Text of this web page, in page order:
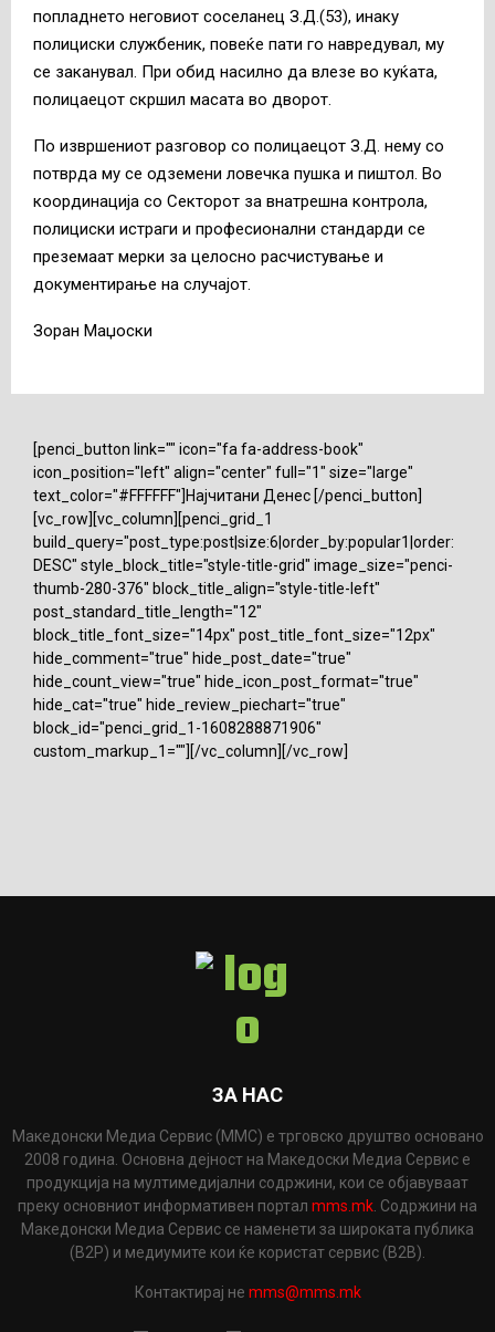
попладнето неговиот соселанец З.Д.(53), инаку
полициски службеник, повеќе пати го навредувал, му
се заканувал. При обид насилно да влезе во куќата,
полицаецот скршил масата во дворот.
По извршениот разговор со полицаецот З.Д. нему со
потврда му се одземени ловечка пушка и пиштол. Во
координација со Секторот за внатрешна контрола,
полициски истраги и професионални стандарди се
преземаат мерки за целосно расчистување и
документирање на случајот.
Зоран Маџоски
[penci_button link="" icon="fa fa-address-book"
icon_position="left" align="center" full="1" size="large"
text_color="#FFFFFF"]Најчитани Денес [/penci_button]
[vc_row][vc_column][penci_grid_1
build_query="post_type:post|size:6|order_by:popular1|order:
DESC" style_block_title="style-title-grid" image_size="penci-
thumb-280-376" block_title_align="style-title-left"
post_standard_title_length="12"
block_title_font_size="14px" post_title_font_size="12px"
hide_comment="true" hide_post_date="true"
hide_count_view="true" hide_icon_post_format="true"
hide_cat="true" hide_review_piechart="true"
block_id="penci_grid_1-1608288871906"
custom_markup_1=""][/vc_column][/vc_row]
ЗА НАС
Македонски Медиа Сервис (ММС) е трговско друштво основано
2008 година. Основна дејност на Македоски Медиа Сервис е
продукција на мултимедијални содржини, кои се објавуваат
преку основниот информативен портал mms.mk . Содржини на
Македонски Медиа Сервис се наменети за широката публика
(B2P) и медиумите кои ќе користат сервис (B2B).
Контактирај не mms@mms.mk